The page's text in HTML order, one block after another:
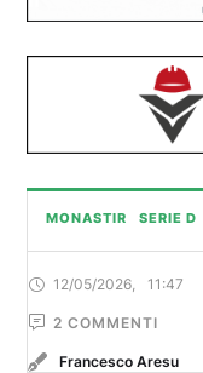
MONASTIR SERIE D
12/05/2026 11:47
2 COMMENTI
Francesco Aresu